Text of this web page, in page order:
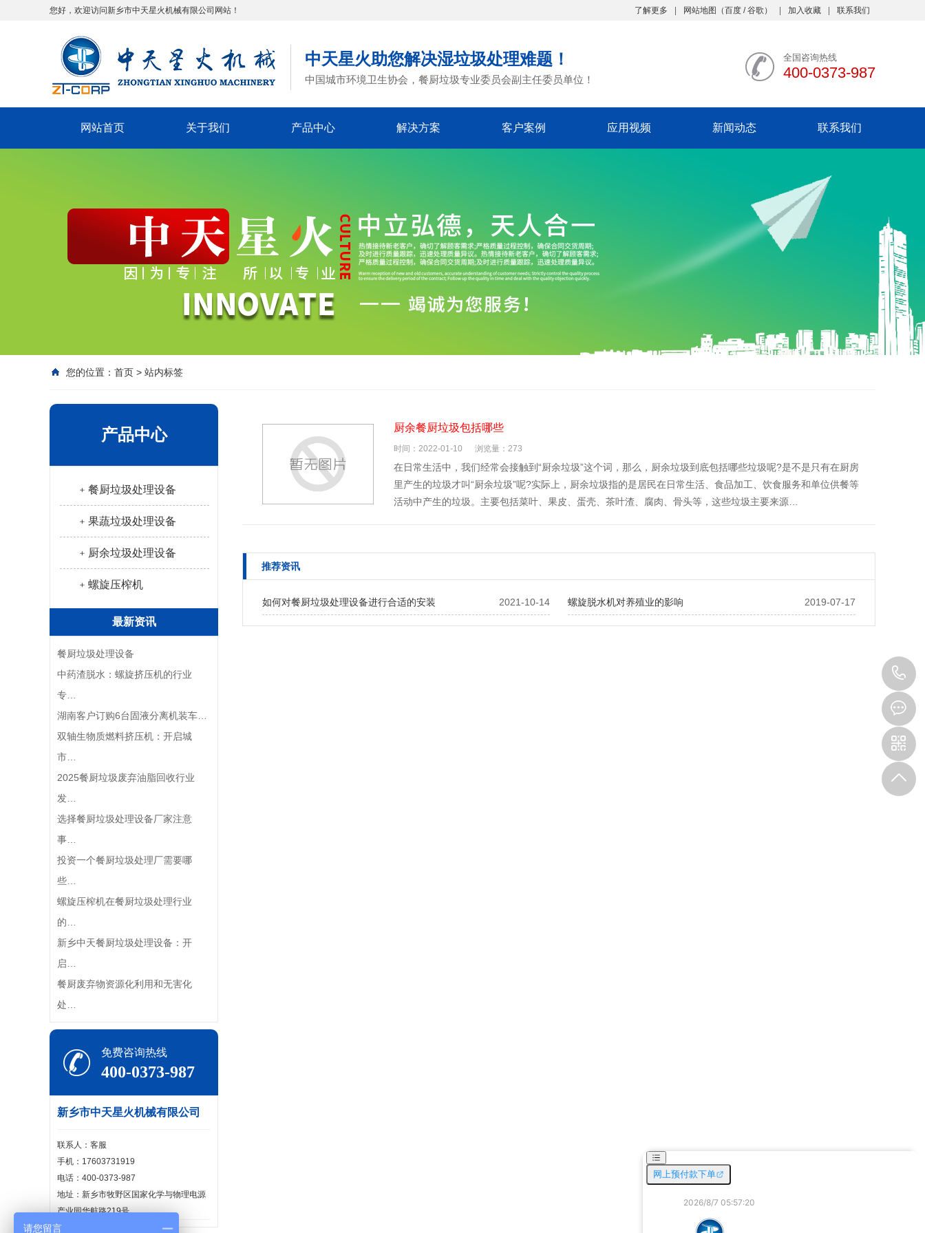
您好，欢迎访问新乡市中天星火机械有限公司网站！ 了解更多 网站地图 （百度 /谷歌 ） 加入收藏 联系我们
中天星火助您解决湿垃圾处理难题！
中国城市环境卫生协会，餐厨垃圾专业委员会副主任委员单位！
全国咨询热线
400-0373-987
网站首页 关于我们 产品中心 解决方案 客户案例 应用视频 新闻动态 联系我们
您的位置： 首页 > 站内标签
产品中心
﹢餐厨垃圾处理设备
﹢果蔬垃圾处理设备
﹢厨余垃圾处理设备
﹢螺旋压榨机
最新资讯
餐厨垃圾处理设备
中药渣脱水：螺旋挤压机的行业
专…
湖南客户订购6台固液分离机装车…
双轴生物质燃料挤压机：开启城
市…
2025餐厨垃圾废弃油脂回收行业
发…
选择餐厨垃圾处理设备厂家注意
事…
投资一个餐厨垃圾处理厂需要哪
些…
螺旋压榨机在餐厨垃圾处理行业
的…
新乡中天餐厨垃圾处理设备：开
启…
餐厨废弃物资源化利用和无害化
处…
免费咨询热线
400-0373-987
新乡市中天星火机械有限公司
联系人：客服
手机：17603731919
电话：400-0373-987
地址：新乡市牧野区国家化学与物理电源
产业园华航路219号
厨余餐厨垃圾包括哪些
时间：2022-01-10 浏览量：273
在日常生活中，我们经常会接触到“厨余垃圾”这个词，那么，厨余垃圾到底包括哪些垃圾呢?是不是只有在厨房
里产生的垃圾才叫“厨余垃圾”呢?实际上，厨余垃圾指的是居民在日常生活、食品加工、饮食服务和单位供餐等
活动中产生的垃圾。主要包括菜叶、果皮、蛋壳、茶叶渣、腐肉、骨头等，这些垃圾主要来源…
推荐资讯
2021-10-14
如何对餐厨垃圾处理设备进行合适的安装 2019-07-17
螺旋脱水机对养殖业的影响
请您留言